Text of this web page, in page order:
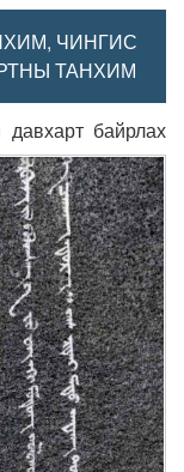
ЧИНГИС
ТАНХИМ
байрлах